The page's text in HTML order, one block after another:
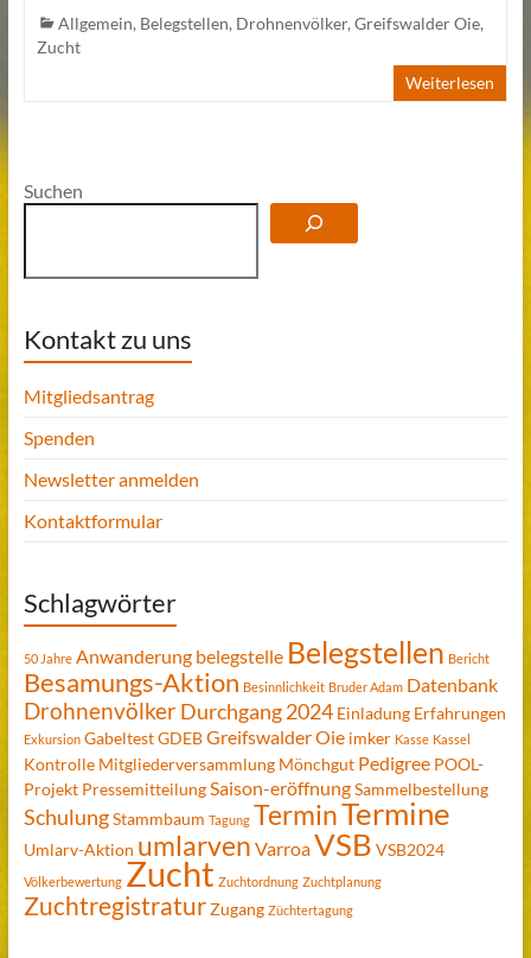
Allgemein, Belegstellen, Drohnenvölker, Greifswalder Oie,
Zucht
Weiterlesen
Suchen
Kontakt zu uns
Mitgliedsantrag
Spenden
Newsletter anmelden
Kontaktformular
Schlagwörter
50 Jahre Anwanderung belegstelle Belegstellen Bericht
Besamungs-Aktion Besinnlichkeit Bruder Adam Datenbank
DrohnenvölkerDurchgang 2024 Einladung Erfahrungen
Exkursion GabeltestGDEBGreifswalder Oie imker Kasse Kassel
Kontrolle Mitgliederversammlung Mönchgut Pedigree POOL-
Projekt PressemitteilungSaison-eröffnungSammelbestellung
SchulungStammbaum Tagung TerminTermine
Umlarv-Aktion umlarven VarroaVSB VSB2024
Völkerbewertung Zucht Zuchtordnung Zuchtplanung
ZuchtregistraturZugang Züchtertagung